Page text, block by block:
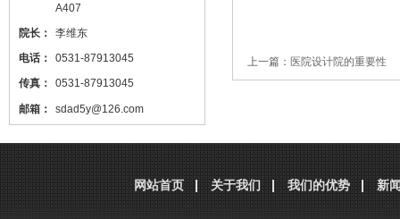
A407
院长：
李维东
电话：
0531-87913045
传真：
0531-87913045
邮箱：
sdad5y@126.com
设计 ，本站网址
http://www.sdjzsj5y.com
，转载请标明出处！
上一篇： 医院设计院的重要性
网站首页 关于我们 我们的优势 新